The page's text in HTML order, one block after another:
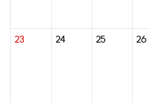
23 24 25 26